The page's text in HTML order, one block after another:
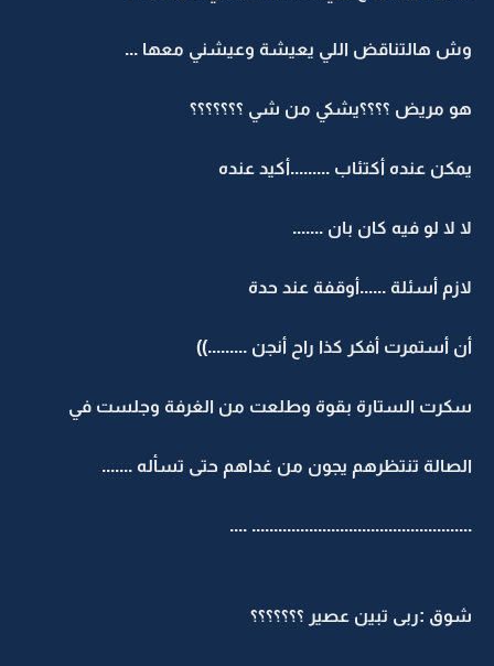
وش هالتناقض اللي يعيشة وعيشني معها ...
هو مريض ؟؟؟؟يشكي من شي ؟؟؟؟؟؟؟
يمكن عنده أكتئاب .........أكيد عنده
لا لا لو فيه كان بان .......
لازم أسئلة ......أوقفة عند حدة
أن أستمرت أفكر كذا راح أنجن .........))
سكرت الستارة بقوة وطلعت من الغرفة وجلست في
الصالة تنتظرهم يجون من غداهم حتى تسأله .......
.................................................. ....
شوق :ربى تبين عصير ؟؟؟؟؟؟؟